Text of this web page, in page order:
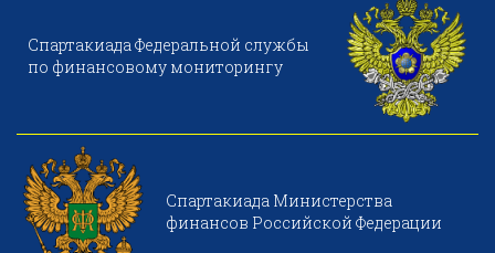
Спартакиада Федеральной службы
по финансовому мониторингу
Спартакиада Министерства
финансов Российской Федерации